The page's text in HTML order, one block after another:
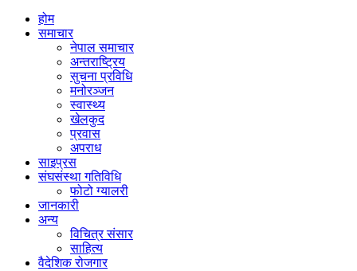
होम
समाचार
नेपाल समाचार
अन्तराष्ट्रिय
सुचना प्रविधि
मनोरञ्जन
स्वास्थ्य
खेलकुद
प्रवास
अपराध
साइप्रस
संघसंस्था गतिविधि
फोटो ग्यालरी
जानकारी
अन्य
विचित्र संसार
साहित्य
वैदेशिक रोजगार